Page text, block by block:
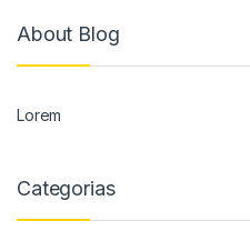
About Blog
Lorem
Categorias